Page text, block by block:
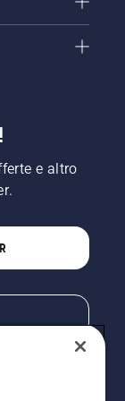
sempre
la motosega Husqvarna più adatta al tuo lavoro.
e altro